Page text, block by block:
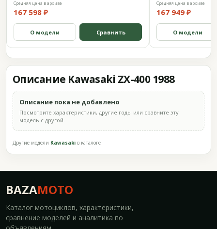
Средняя цена в архиве
167 598 ₽
О модели Сравнить
Средняя цена в архиве
167 949 ₽
О модели
Описание Kawasaki ZX-400 1988
Описание пока не добавлено
Посмотрите характеристики, другие годы или сравните эту
модель с другой.
Другие модели Kawasaki в каталоге
BAZAMOTO
Каталог мотоциклов, характеристики,
сравнение моделей и аналитика по